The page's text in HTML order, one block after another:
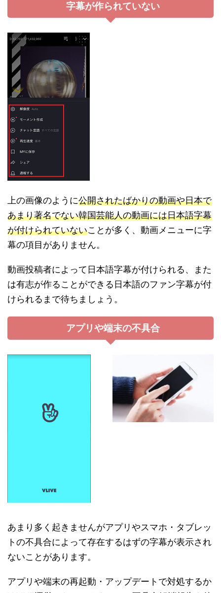
字幕が作られていない
上の画像のように公開されたばかりの動画や日本で
あまり著名でない韓国芸能人の動画には日本語字幕
が付けられていないことが多く、動画メニューに字
幕の項目がありません。
動画投稿者によって日本語字幕が付けられる、また
は有志が作ることができる日本語のファン字幕が付
けられるまで待ちましょう。
アプリや端末の不具合
あまり多く起きませんがアプリやスマホ・タブレッ
トの不具合によって存在するはずの字幕が表示され
ないことがあります。
アプリや端末の再起動・アップデートで対処するか